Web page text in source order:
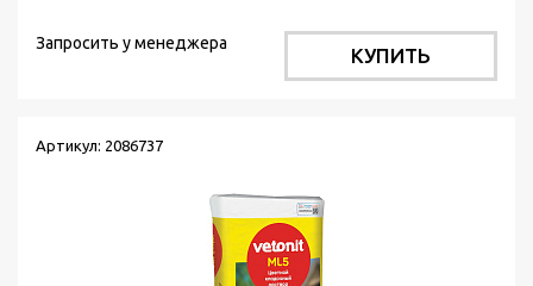
Запросить у менеджера
КУПИТЬ
Артикул: 2086737